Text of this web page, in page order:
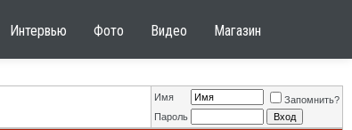
Интервью Фото Видео Магазин
Имя
Запомнить?
Пароль